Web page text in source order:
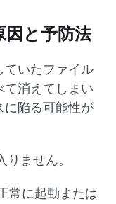
因と予防法
ていたファイル
消えてしまい
に陥る可能性が
ません。
常に起動または